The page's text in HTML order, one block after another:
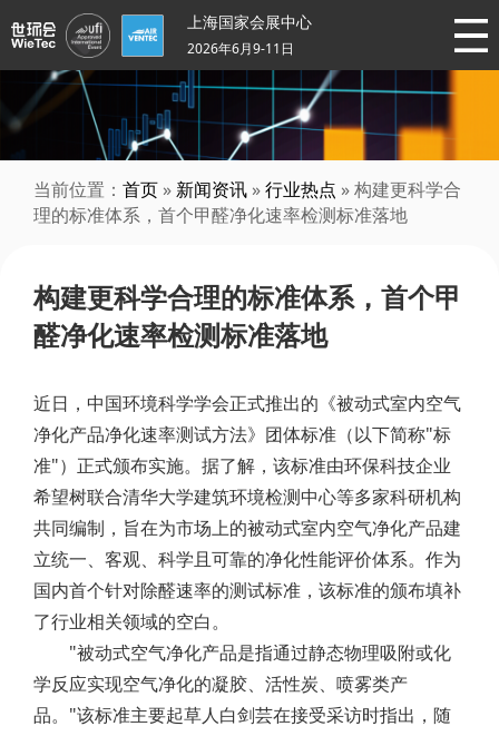
上海国家会展中心
2026年6月9-11日
当前位置： 首页 » 新闻资讯 »行业热点 » 构建更科学合
理的标准体系，首个甲醛净化速率检测标准落地
构建更科学合理的标准体系，首个甲
醛净化速率检测标准落地
近日，中国环境科学学会正式推出的《被动式室内空气
净化产品净化速率测试方法》团体标准（以下简称"标
准"）正式颁布实施。据了解，该标准由环保科技企业
希望树联合清华大学建筑环境检测中心等多家科研机构
共同编制，旨在为市场上的被动式室内空气净化产品建
立统一、客观、科学且可靠的净化性能评价体系。作为
国内首个针对除醛速率的测试标准，该标准的颁布填补
了行业相关领域的空白。
"被动式空气净化产品是指通过静态物理吸附或化
学反应实现空气净化的凝胶、活性炭、喷雾类产
品。"该标准主要起草人白剑芸在接受采访时指出，随